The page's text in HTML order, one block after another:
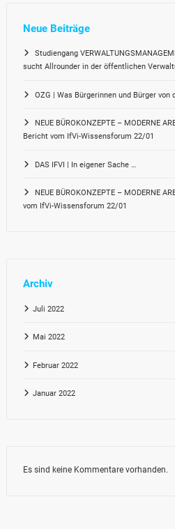
Neue Beiträge
Studiengang
sucht Allrounder in der öffentlichen
OZG | Was Bürgerinnen und Bürger von
NEUE BÜROKONZEPTE – MODERNE
Bericht vom IfVi-Wissensforum 22/01
DAS IFVI | In eigener Sache …
NEUE BÜROKONZEPTE – MODERNE
vom IfVi-Wissensforum 22/01
Archiv
Juli 2022
Mai 2022
Februar 2022
Januar 2022
Es sind keine Kommentare vorhanden.